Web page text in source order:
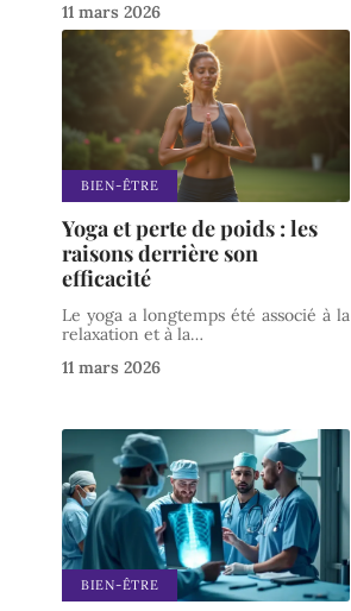
11 mars 2026
BIEN-ÊTRE
Yoga et perte de poids : les
raisons derrière son
efficacité
Le yoga a longtemps été associé à la
relaxation et à la…
11 mars 2026
BIEN-ÊTRE